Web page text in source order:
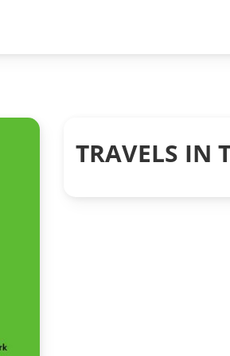
TRAVELS IN